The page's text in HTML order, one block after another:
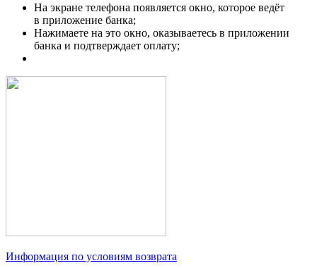
На экране телефона появляется окно, которое ведёт
в приложение банка;
Нажимаете на это окно, оказываетесь в приложении
банка и подтверждает оплату;
Информация по условиям возврата